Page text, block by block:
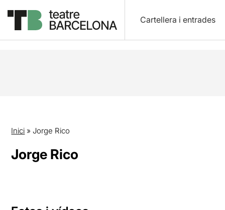
Cartellera i entrades
Inici » Jorge Rico
Jorge Rico